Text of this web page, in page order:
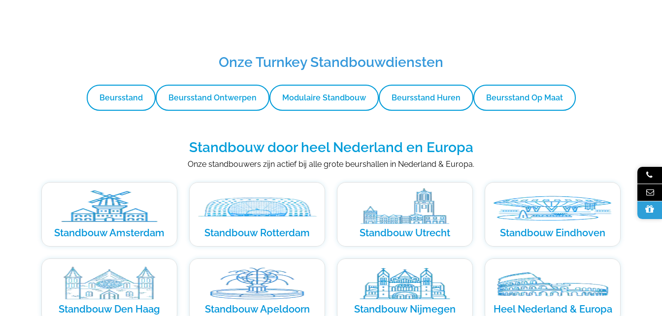
Onze Turnkey Standbouwdiensten
Beursstand Beursstand Ontwerpen Modulaire Standbouw Beursstand Huren Beursstand Op Maat
Standbouw door heel Nederland en Europa
Onze standbouwers zijn actief bij alle grote beurshallen in Nederland & Europa.
Standbouw Amsterdam Standbouw Rotterdam Standbouw Utrecht Standbouw Eindhoven
Standbouw Den Haag Standbouw Apeldoorn Standbouw Nijmegen Heel Nederland & Europa